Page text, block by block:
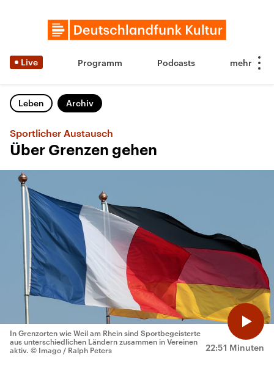
Live Programm Podcasts
Leben Archiv
Sportlicher Austausch
Über Grenzen gehen
22:51 Minuten
In Grenzorten wie Weil am Rhein sind Sportbegeisterte
aus unterschiedlichen Ländern zusammen in Vereinen
aktiv. © Imago / Ralph Peters